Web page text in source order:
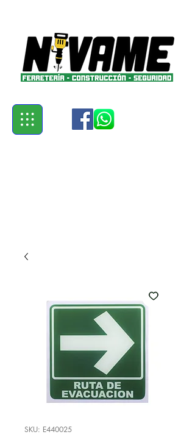
SKU: E440025